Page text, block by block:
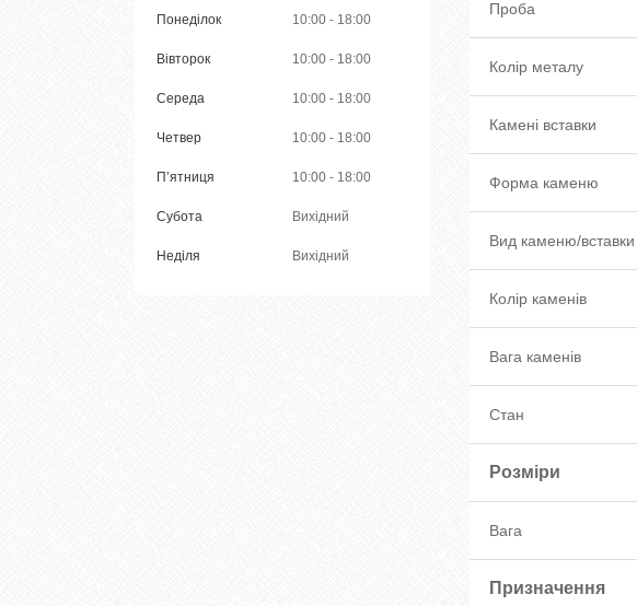
Проба
Колір металу
Камені вставки
Форма каменю
Вид каменю/вставки
Колір каменів
Вага каменів
Стан
Розміри
Вага
Призначення
Понеділок 10:00 18:00
Вівторок 10:00 18:00
Середа 10:00 18:00
Четвер 10:00 18:00
Пʼятниця 10:00 18:00
Субота Вихідний
Неділя Вихідний